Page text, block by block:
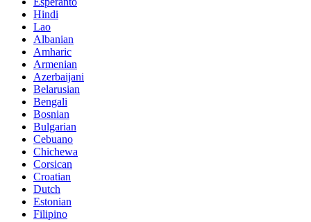
Hindi
Lao
Albanian
Amharic
Armenian
Azerbaijani
Belarusian
Bengali
Bosnian
Bulgarian
Cebuano
Chichewa
Corsican
Croatian
Dutch
Estonian
Filipino